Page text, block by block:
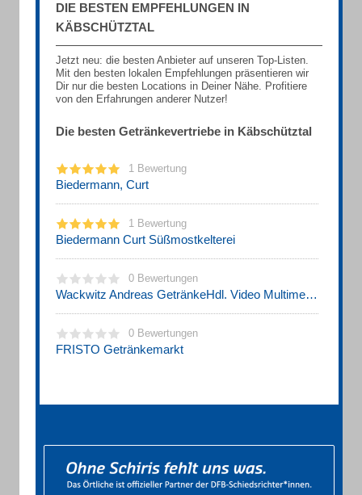
DIE BESTEN EMPFEHLUNGEN IN
KÄBSCHÜTZTAL
Jetzt neu: die besten Anbieter auf unseren Top-Listen.
Mit den besten lokalen Empfehlungen präsentieren wir
Dir nur die besten Locations in Deiner Nähe. Profitiere
von den Erfahrungen anderer Nutzer!
Die besten Getränkevertriebe in Käbschütztal
1 Bewertung
Biedermann, Curt
1 Bewertung
Biedermann Curt Süßmostkelterei
0 Bewertungen
Wackwitz Andreas GetränkeHdl. Video Multimedia An & Verkauf
0 Bewertungen
FRISTO Getränkemarkt